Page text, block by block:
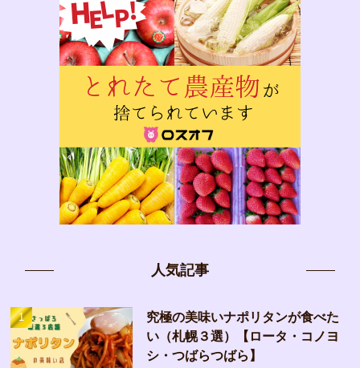
人気記事
究極の美味いナポリタンが食べた
い（札幌３選）【ロータ・コノヨ
シ・つばらつばら】